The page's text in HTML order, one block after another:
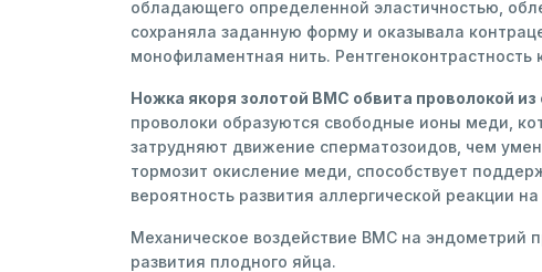
обладающего определенной эластичностью,
сохраняла заданную форму и оказывала
монофиламентная нить.
Ножка якоря золотой ВМС обвита проволокой
проволоки образуются свободные ионы меди,
затрудняют движение сперматозоидов, чем
тормозит окисление меди, способствует
вероятность развития аллергической реакции
Механическое воздействие ВМС на эндометрий
развития плодного яйца.